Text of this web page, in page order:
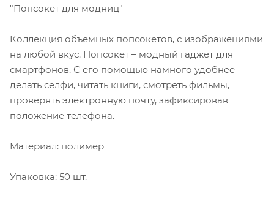
"Попсокет для модниц"
Коллекция объемных попсокетов, с изображениями
на любой вкус. Попсокет – модный гаджет для
смартфонов. С его помощью намного удобнее
делать селфи, читать книги, смотреть фильмы,
проверять электронную почту, зафиксировав
положение телефона.
Материал: полимер
Упаковка: 50 шт.